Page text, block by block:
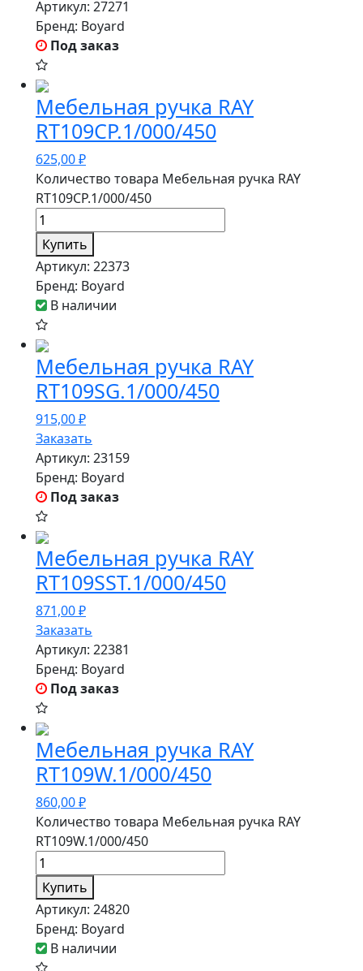
Артикул: 27271
Бренд: Boyard
Под заказ
Мебельная ручка RAY
RT109CP.1/000/450
625,00₽
Количество товара Мебельная ручка RAY
RT109CP.1/000/450
Купить
Артикул: 22373
Бренд: Boyard
В наличии
Мебельная ручка RAY
RT109SG.1/000/450
915,00₽
Заказать
Артикул: 23159
Бренд: Boyard
Под заказ
Мебельная ручка RAY
RT109SST.1/000/450
871,00₽
Заказать
Артикул: 22381
Бренд: Boyard
Под заказ
Мебельная ручка RAY
RT109W.1/000/450
860,00₽
Количество товара Мебельная ручка RAY
RT109W.1/000/450
Купить
Артикул: 24820
Бренд: Boyard
В наличии